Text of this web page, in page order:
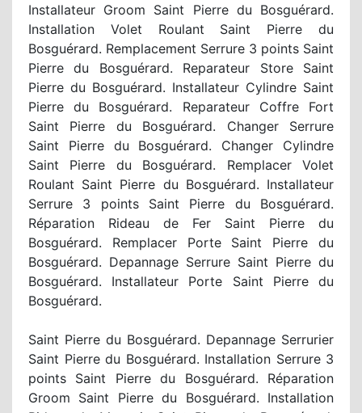
Installateur Groom Saint Pierre du Bosguérard.
Installation Volet Roulant Saint Pierre du
Bosguérard. Remplacement Serrure 3 points Saint
Pierre du Bosguérard. Reparateur Store Saint
Pierre du Bosguérard. Installateur Cylindre Saint
Pierre du Bosguérard. Reparateur Coffre Fort
Saint Pierre du Bosguérard. Changer Serrure
Saint Pierre du Bosguérard. Changer Cylindre
Saint Pierre du Bosguérard. Remplacer Volet
Roulant Saint Pierre du Bosguérard. Installateur
Serrure 3 points Saint Pierre du Bosguérard.
Réparation Rideau de Fer Saint Pierre du
Bosguérard. Remplacer Porte Saint Pierre du
Bosguérard. Depannage Serrure Saint Pierre du
Bosguérard. Installateur Porte Saint Pierre du
Bosguérard.
Saint Pierre du Bosguérard. Depannage Serrurier
Saint Pierre du Bosguérard. Installation Serrure 3
points Saint Pierre du Bosguérard. Réparation
Groom Saint Pierre du Bosguérard. Installation